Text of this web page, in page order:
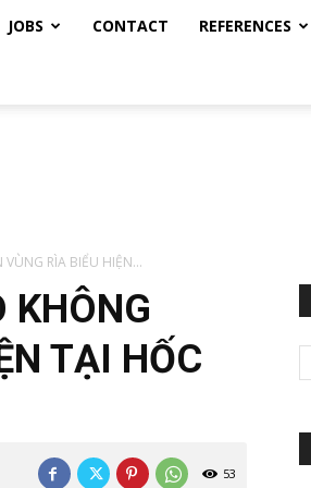
JOBS CONTACT REFERENCES
RÌA BIỂU HIỆN...
KHÔNG
TẠI HỐC
53